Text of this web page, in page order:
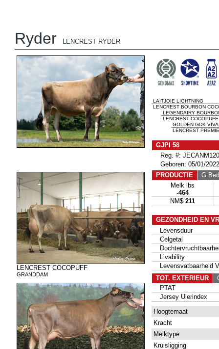
Ryder LENCREST RYDER
LENCREST COCOPUFF
GRANDDAM
LAITJOIE LIGHTNING
LENCREST BOURBON
LEGENDAIRY
LENCREST
GOLDEN GDK
LENCREST
GJPI 58
Reg. #:
Geboren: 05/01/2022
PRODUCTIE
G
Melk lbs
-464
NM$ 211
GEZONDHEID EN
Levensduur
Celgetal
Livability
Levensvatbaarheid
TOT. EXTERIEUR
PTAT
Jersey Uierindex
Hoogtemaat
Kracht
Melktype
Kruisligging